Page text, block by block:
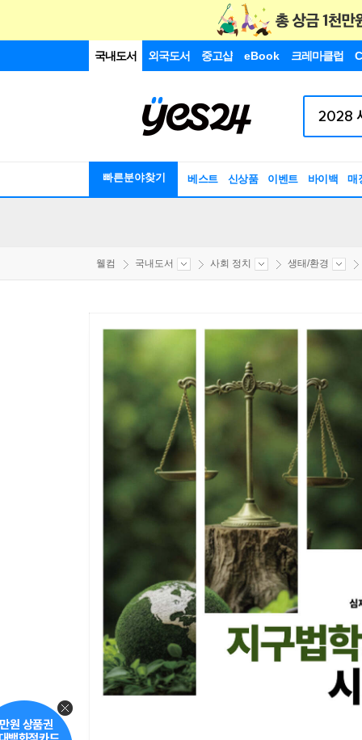
국내도서 외국도서 중고샵 eBook 크레마클럽
빠른분야찾기 베스트 신상품 이벤트 바이백 매
웰컴 국내도서 사회 정치 생태/환경